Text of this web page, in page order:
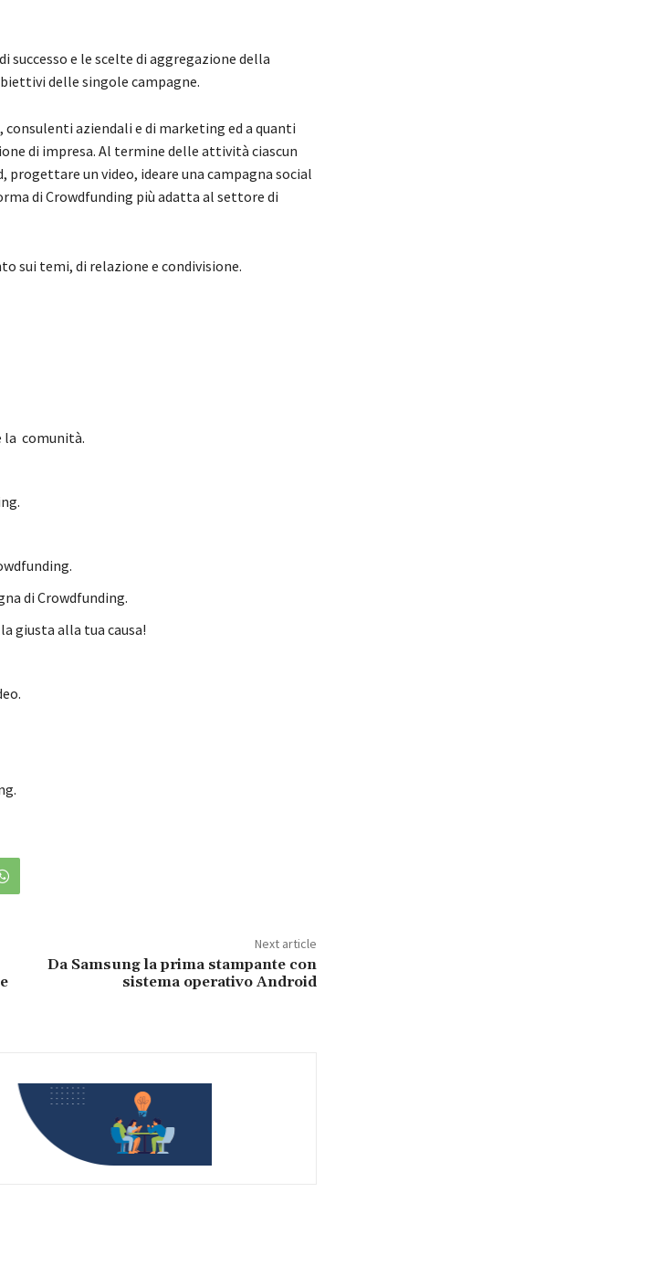
e le scelte di aggregazione della
delle singole campagne.
aziendali e di marketing ed a quanti
di impresa. Al termine delle attività ciascun
un video, ideare una campagna social
di Crowdfunding più adatta al settore di
sui temi, di relazione e condivisione.
la comunità.
di Crowdfunding.
giusta alla tua causa!
Next article
Da Samsung la prima stampante con
sistema operativo Android